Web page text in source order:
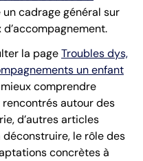
cadrage général sur
la pageTroubles dys,
un enfant
comprendre
autour des
d’autres articles
le rôle des
concrètes à